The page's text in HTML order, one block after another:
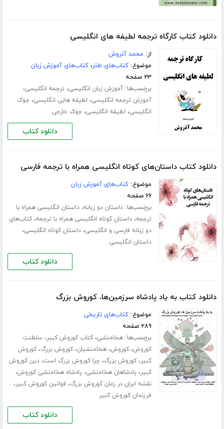
دانلود کتاب کارگاه ترجمه لطیفه های انگلیسی
از: محمد آذروش
موضوع:کتاب‌های طنز،کتاب‌های آموزش زبان
۲۳ صفحه
برچسب‌ها:آموزش زبان انگلیسی، ترجمه انگلیسی،
آموزش ترجمه انگلیسی، لطیفه هابی انگلیسی، جوک
انگلیسی، لطیفه انگلیسی، جوک خارجی
دانلود کتاب
دانلود کتاب داستان‌های کوتاه انگلیسی همراه با ترجمه فارسی
موضوع:کتاب‌های آموزش زبان
۶۶ صفحه
برچسب‌ها:داستان دو زبانه،داستان انگلیسی همراه با
ترجمه،داستان کوتاه انگلیسی همراه با ترجمه،کتاب‌های
دو زبانه فارسی و انگلیسی،داستان کوتاه انگلیسی،
داستان انگلیسی
دانلود کتاب
دانلود کتاب به یاد پادشاه سرزمین‌ها، کوروش بزرگ
موضوع:کتاب‌های تاریخی
۲۸۹ صفحه
برچسب‌ها:هخامنشی،کتاب کوروش کبیر، سلطنت
کوروش،کوروش،هخامنشیان،کوروش بزرگ،کوروش
کبیر،کوروش بزرگ، چرا کوروش بزرگ است،دین کوروش
کبیر، پادشاهان هخامنشی، پادشاه هخامنشی کوروش،
نقشه ایران در زمان کوروش بزرگ، قوانین کوروش کبیر،
فرزندان کوروش کبیر
دانلود کتاب